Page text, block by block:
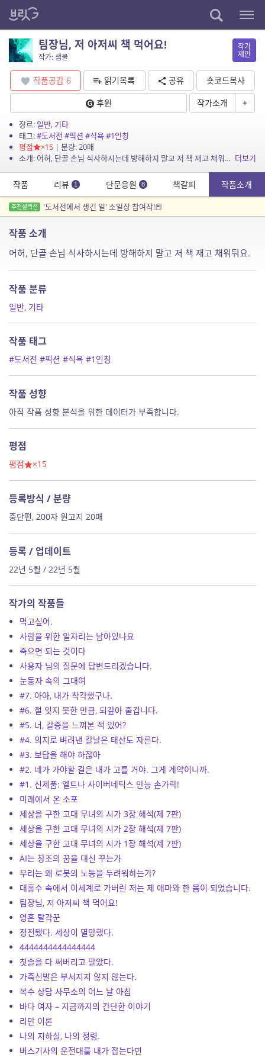
팀장님, 저 아저씨 책 먹어요!
작가: 샘물
작가
제안
작품공감 6 읽기목록 공유
숏코드복사
후원
작가소개 +
장르: 일반, 기타
태그:#도서전 #픽션 #식욕#1인칭
평점
×15| 분량: 20매
소개: 어허, 단골 손님 식사하시는데 방해하지 말고 저 책 재고 채워둬요. 더보기
작품 리뷰 1 단문응원 8 책갈피 작품소개
추천셀렉션 '도서전에서 생긴 일' 소일장 참여작!📕
작품 소개
어허, 단골 손님 식사하시는데 방해하지 말고 저 책 재고 채워둬요.
작품 분류
일반, 기타
작품 태그
#도서전 #픽션 #식욕 #1인칭
작품 성향
아직 작품 성향 분석을 위한 데이터가 부족합니다.
평점
평점 ×15
등록방식 / 분량
중단편, 200자 원고지 20매
등록 / 업데이트
22년 5월 / 22년 5월
작가의 작품들
먹고싶어.
사람을 위한 일자리는 남아있나요
죽으면 되는 것이다
사용자 님의 질문에 답변드리겠습니다.
눈동자 속의 그대여
#7. 아아, 내가 착각했구나.
#6. 절 잊지 못한 만큼, 되갚아 줄겁니다.
#5. 너, 갈증을 느껴본 적 있어?
#4. 의지로 벼려낸 칼날은 태산도 자른다.
#3. 보답을 해야 하잖아
#2. 네가 가야할 길은 내가 고를 거야. 그게 계약이니까.
#1. 신제품: 엘트나 사이버네틱스 만능 손가락!
미래에서 온 소포
세상을 구한 고대 무녀의 시가 3장 해석(제 7판)
세상을 구한 고대 무녀의 시가 2장 해석(제 7판)
세상을 구한 고대 무녀의 시가 1장 해석(제 7판)
AI는 창조의 꿈을 대신 꾸는가
우리는 왜 로봇의 노동을 두려워하는가?
대홍수 속에서 이세계로 가버린 저는 제 애마와 한 몸이 되었습니다.
팀장님, 저 아저씨 책 먹어요!
영혼 탈각꾼
정전됐다. 세상이 멸망했다.
4444444444444444
칫솔을 다 써버리고 말았다.
가죽신발은 부서지지 않지 않는다.
복수 상담 사무소의 어느 날 아침
바다 여자 – 지금까지의 간단한 이야기
리만 이론
나의 지하실, 나의 정령.
버스기사의 운전대를 내가 잡는다면